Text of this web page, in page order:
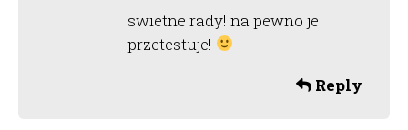
swietne rady! na pewno je
przetestuje!
Reply